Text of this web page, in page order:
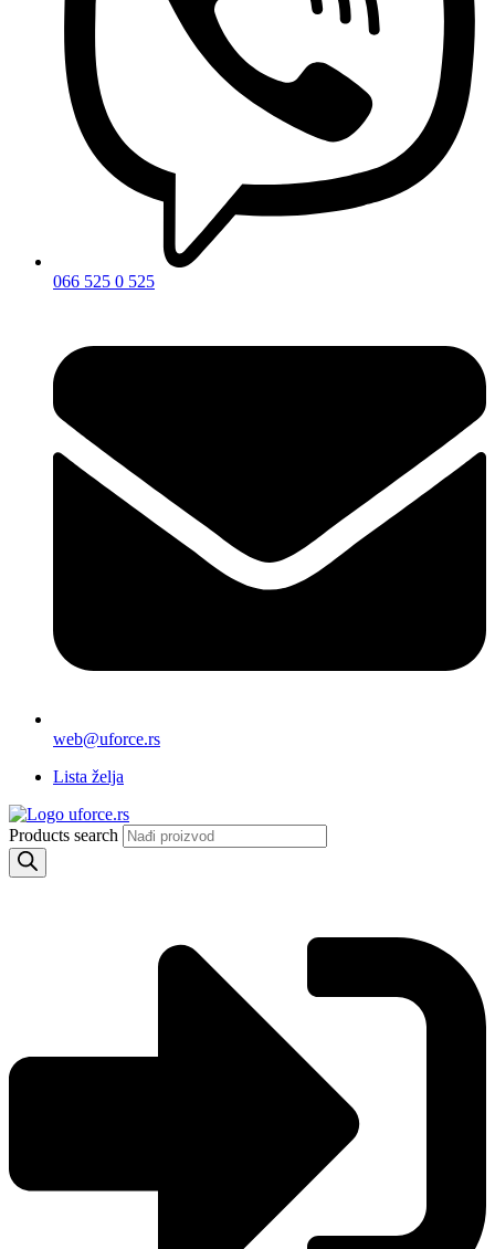
066 525 0 525
web@uforce.rs
Lista želja
Products search